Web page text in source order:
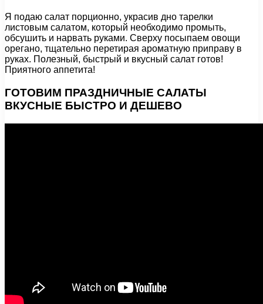
Я подаю салат порционно, украсив дно тарелки
листовым салатом, который необходимо промыть,
обсушить и нарвать руками. Сверху посыпаем овощи
орегано, тщательно перетирая ароматную приправу в
руках. Полезный, быстрый и вкусный салат готов!
Приятного аппетита!
ГОТОВИМ ПРАЗДНИЧНЫЕ САЛАТЫ
ВКУСНЫЕ БЫСТРО И ДЕШЕВО